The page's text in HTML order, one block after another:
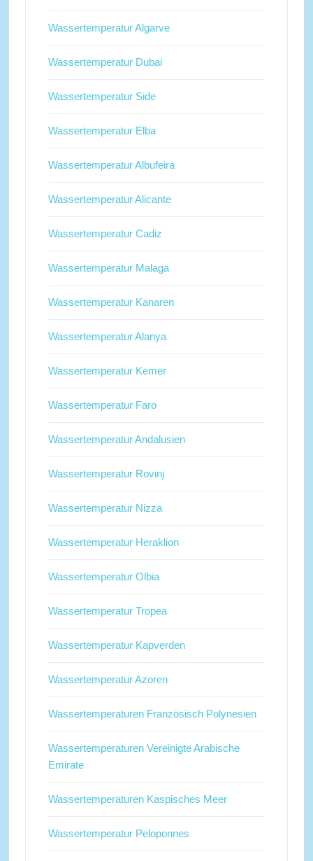
Wassertemperatur Algarve
Wassertemperatur Dubai
Wassertemperatur Side
Wassertemperatur Elba
Wassertemperatur Albufeira
Wassertemperatur Alicante
Wassertemperatur Cadiz
Wassertemperatur Malaga
Wassertemperatur Kanaren
Wassertemperatur Alanya
Wassertemperatur Kemer
Wassertemperatur Faro
Wassertemperatur Andalusien
Wassertemperatur Rovinj
Wassertemperatur Nizza
Wassertemperatur Heraklion
Wassertemperatur Olbia
Wassertemperatur Tropea
Wassertemperatur Kapverden
Wassertemperatur Azoren
Wassertemperaturen Französisch Polynesien
Wassertemperaturen Vereinigte Arabische
Emirate
Wassertemperaturen Kaspisches Meer
Wassertemperatur Peloponnes